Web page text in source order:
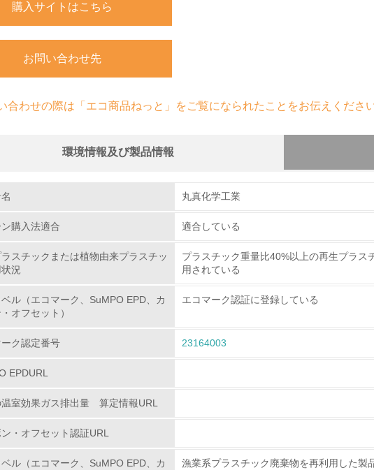
購入サイトはこちら
お問い合わせ先
合わせの際は「エコ商品ねっと」をご覧になられたことをお伝えください
環境情報及び製品情報
環境取り組み体制
チェック項目
レベル1
自社に関係する主要な環境法規制を把握し、順守している
レベル2
丸真化学工業
購入法適合 適合している
スチックまたは植物由来プラスチッ
況
プラスチック重量比40%以上の再生プラ
用されている
ル（エコマーク、SuMPO EPD、カ
オフセット）
エコマーク認証に登録している
ク認定番号 23164003
EPDURL
室効果ガス排出量 算定情報URL
・オフセット認証URL
ル（エコマーク、SuMPO EPD、カ
漁業系プラスチック廃棄物を再利用した製